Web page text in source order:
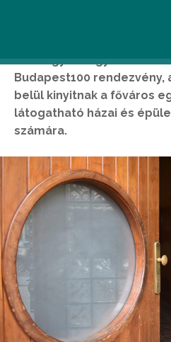
évre egyre nagyobb
Budapest100
belül kinyitnak a főváros
látogatható házai és
számára.